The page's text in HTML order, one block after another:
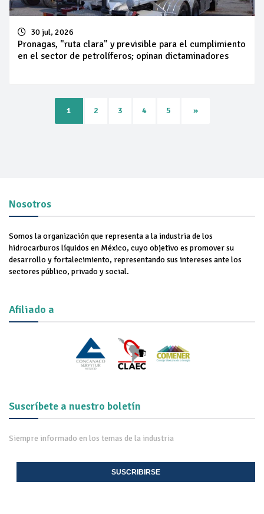
30 jul, 2026
Pronagas, "ruta clara" y previsible para el cumplimiento
en el sector de petrolíferos; opinan dictaminadores
1 2 3 4 5 »Next
Nosotros
Somos la organización que representa a la industria de los
hidrocarburos líquidos en México, cuyo objetivo es promover su
desarrollo y fortalecimiento, representando sus intereses ante los
sectores público, privado y social.
Afiliado a
Suscríbete a nuestro boletín
Siempre informado en los temas de la industria
SUSCRIBIRSE